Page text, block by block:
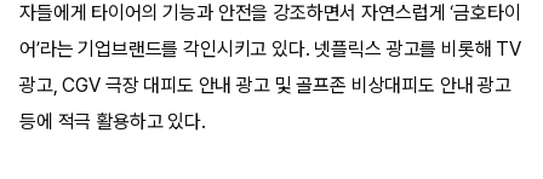
자들에게 타이어의 기능과 안전을 강조하면서 자연스럽게 ‘금호타이
어’라는 기업브랜드를 각인시키고 있다. 넷플릭스 광고를 비롯해 TV
광고, CGV 극장 대피도 안내 광고 및 골프존 비상대피도 안내 광고
등에 적극 활용하고 있다.